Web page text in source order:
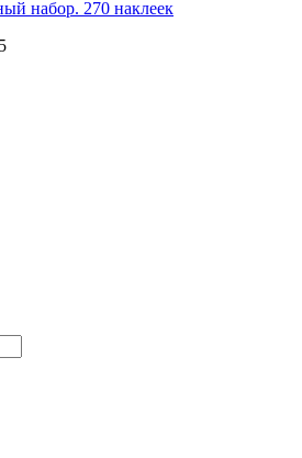
набор. 270 наклеек